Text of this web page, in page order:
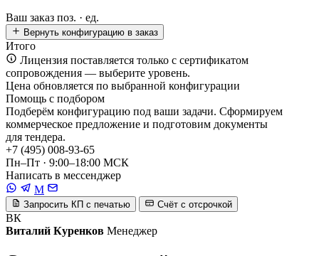
Ваш заказ поз. · ед.
Вернуть конфигурацию в заказ
Итого
Лицензия поставляется только с сертификатом
сопровождения — выберите уровень.
Цена обновляется по выбранной конфигурации
Помощь с подбором
Подберём конфигурацию под ваши задачи. Сформируем
коммерческое предложение и подготовим документы
для тендера.
+7 (495) 008-93-65
Пн–Пт · 9:00–18:00 МСК
Написать в мессенджер
M
Запросить КП с печатью Счёт с отсрочкой
ВК
Виталий Куренков Менеджер